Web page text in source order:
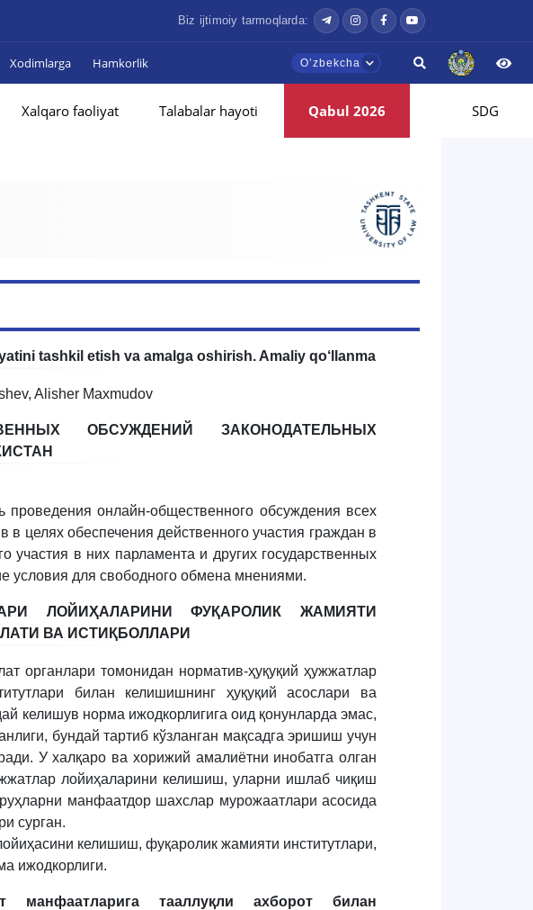
Biz ijtimoiy tarmoqlarda:
Xodimlarga Hamkorlik Oʼzbekcha
Xalqaro faoliyat Talabalar hayoti Qabul 2026 SDG
tashkil etish va amalga oshirish. Amaliy qo‘llanma
Alisher Maxmudov
ОБСУЖДЕНИЙ ЗАКОНОДАТЕЛЬНЫХ
проведения онлайн-общественного обсуждения всех
в целях обеспечения действенного участия граждан в
участия в них парламента и других государственных
условия для свободного обмена мнениями.
ЛОЙИҲАЛАРИНИ ФУҚАРОЛИК ЖАМИЯТИ
ВА ИСТИҚБОЛЛАРИ
органлари томонидан норматив-ҳуқуқий ҳужжатлар
билан келишишнинг ҳуқуқий асослари ва
келишув норма ижодкорлигига оид қонунларда эмас,
бундай тартиб кўзланган мақсадга эришиш учун
У халқаро ва хорижий амалиётни инобатга олган
лойиҳаларини келишиш, уларни ишлаб чиқиш
манфаатдор шахслар мурожаатлари асосида
сурган.
келишиш, фуқаролик жамияти институтлари,
ижодкорлиги.
манфаатларига тааллуқли ахборот билан